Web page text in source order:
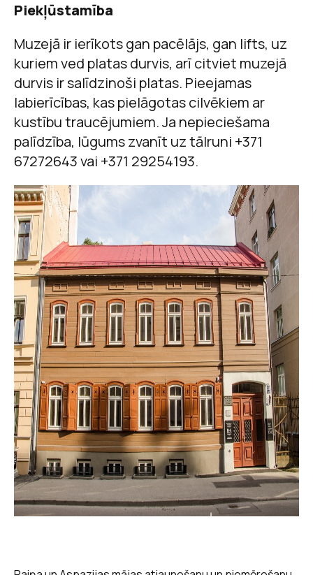
Piekļūstamība
Muzejā ir ierīkots gan pacēlājs, gan lifts, uz
kuriem ved platas durvis, arī citviet muzejā
durvis ir salīdzinoši platas. Pieejamas
labierīcības, kas pielāgotas cilvēkiem ar
kustību traucējumiem. Ja nepieciešama
palīdzība, lūgums zvanīt uz tālruni +371
67272643 vai +371 29254193.